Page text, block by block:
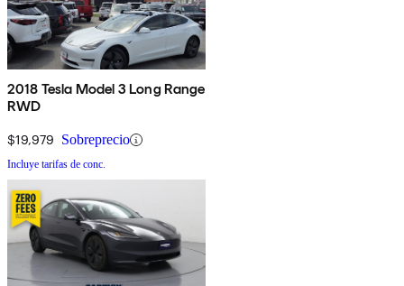
2018 Tesla Model 3 Long Range
RWD
$19,979 Sobreprecio
Incluye tarifas de conc.